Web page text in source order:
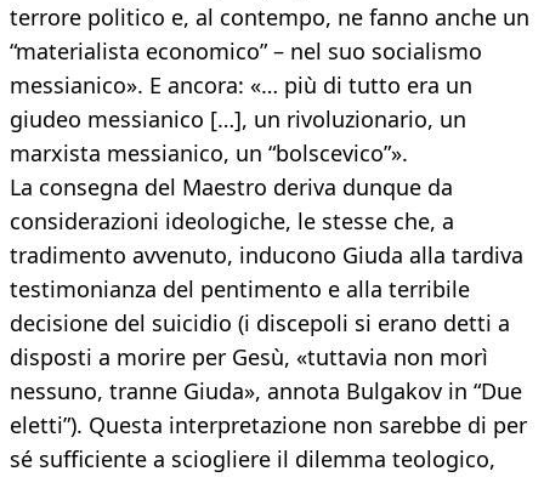
terrore politico e, al contempo, ne fanno anche un
“materialista economico” – nel suo socialismo
messianico». E ancora: «… più di tutto era un
giudeo messianico […], un rivoluzionario, un
marxista messianico, un “bolscevico”».
La consegna del Maestro deriva dunque da
considerazioni ideologiche, le stesse che, a
tradimento avvenuto, inducono Giuda alla tardiva
testimonianza del pentimento e alla terribile
decisione del suicidio (i discepoli si erano detti a
disposti a morire per Gesù, «tuttavia non morì
nessuno, tranne Giuda», annota Bulgakov in “Due
eletti”). Questa interpretazione non sarebbe di per
sé sufficiente a sciogliere il dilemma teologico,